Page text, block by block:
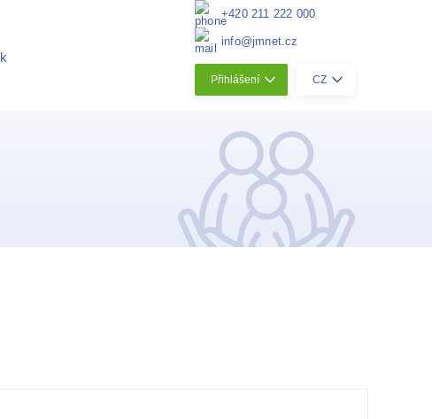
+420 211 222 000
info@jmnet.cz
Přihlášení CZ